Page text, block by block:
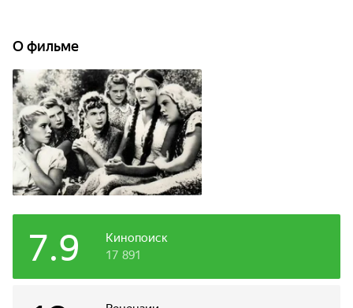
О фильме
Кинопоиск
7.9 17 891